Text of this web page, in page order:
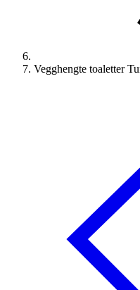
Vegghengte toaletter